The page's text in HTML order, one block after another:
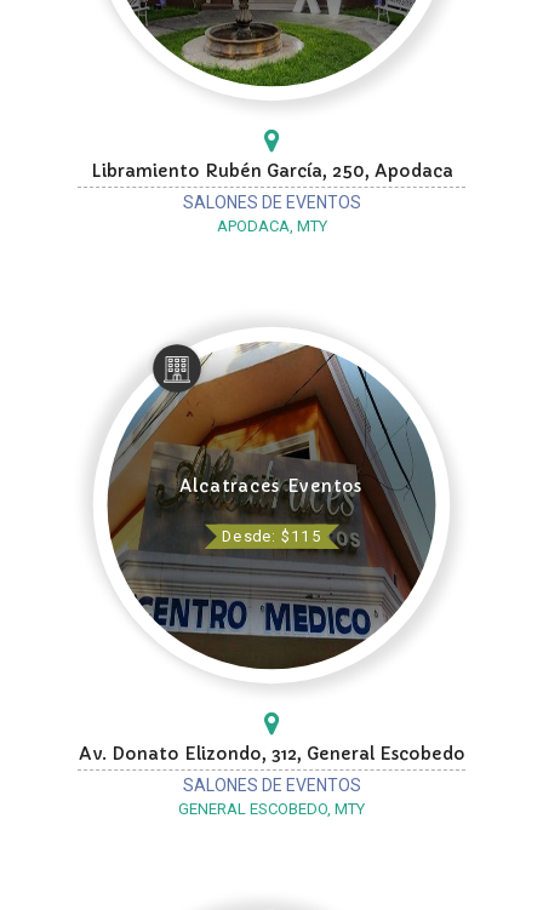
Libramiento Rubén García, 250, Apodaca
SALONES DE EVENTOS
APODACA, MTY
Alcatraces Eventos
Desde: $115
Av. Donato Elizondo, 312, General Escobedo
SALONES DE EVENTOS
GENERAL ESCOBEDO, MTY